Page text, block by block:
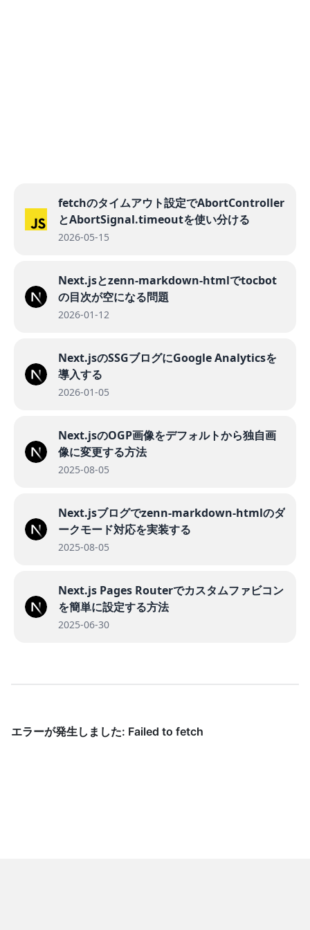
fetchのタイムアウト設定でAbortController
とAbortSignal.timeoutを使い分ける
2026-05-15
Next.jsとzenn-markdown-htmlでtocbot
の目次が空になる問題
2026-01-12
Next.jsのSSGブログにGoogle Analyticsを
導入する
2026-01-05
Next.jsのOGP画像をデフォルトから独自画
像に変更する方法
2025-08-05
Next.jsブログでzenn-markdown-htmlのダ
ークモード対応を実装する
2025-08-05
Next.js Pages Routerでカスタムファビコン
を簡単に設定する方法
2025-06-30